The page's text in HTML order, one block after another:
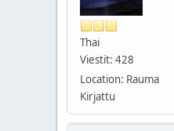
Thai
Viestit: 428
Location: Rauma
Kirjattu